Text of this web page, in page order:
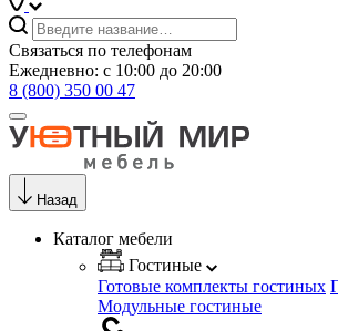
Связаться по телефонам
Ежедневно: с 10:00 до 20:00
8 (800) 350 00 47
Назад
Каталог мебели
Гостиные
Готовые комплекты гостиных
Модульные гостиные